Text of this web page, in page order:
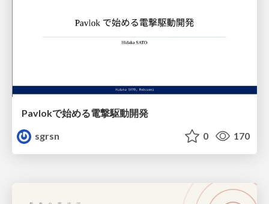
Pavlokで始める電撃駆動開発
sgrsn
0 170